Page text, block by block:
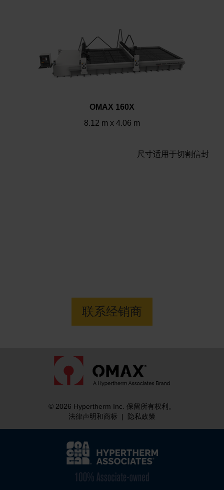
OMAX 160X
8.12 m x 4.06 m
尺寸适用于切割信封
联系经销商
© 2026 Hypertherm Inc. 保留所有权利。
法律声明和商标
| 隐私政策